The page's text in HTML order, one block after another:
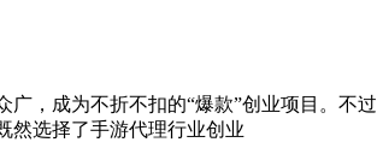
，成为不折不扣的“爆款”创业项目。不过
然选择了手游代理行业创业